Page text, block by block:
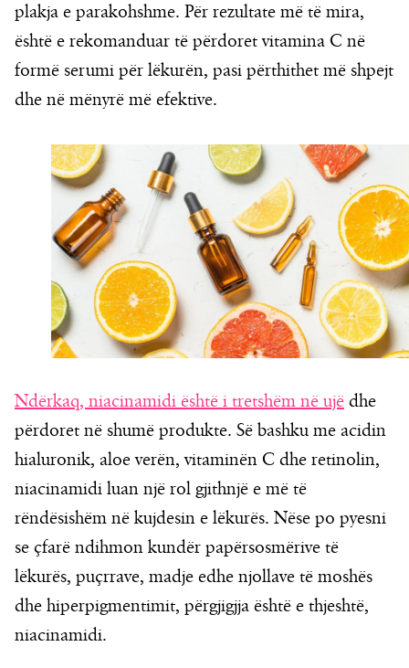
plakja e parakohshme. Për rezultate më të mira,
është e rekomanduar të përdoret vitamina C në
formë serumi për lëkurën, pasi përthithet më shpejt
dhe në mënyrë më efektive.
Ndërkaq, niacinamidi është i tretshëm në ujë dhe
përdoret në shumë produkte. Së bashku me acidin
hialuronik, aloe verën, vitaminën C dhe retinolin,
niacinamidi luan një rol gjithnjë e më të
rëndësishëm në kujdesin e lëkurës. Nëse po pyesni
se çfarë ndihmon kundër papërsosmërive të
lëkurës, puçrrave, madje edhe njollave të moshës
dhe hiperpigmentimit, përgjigjja është e thjeshtë,
niacinamidi.